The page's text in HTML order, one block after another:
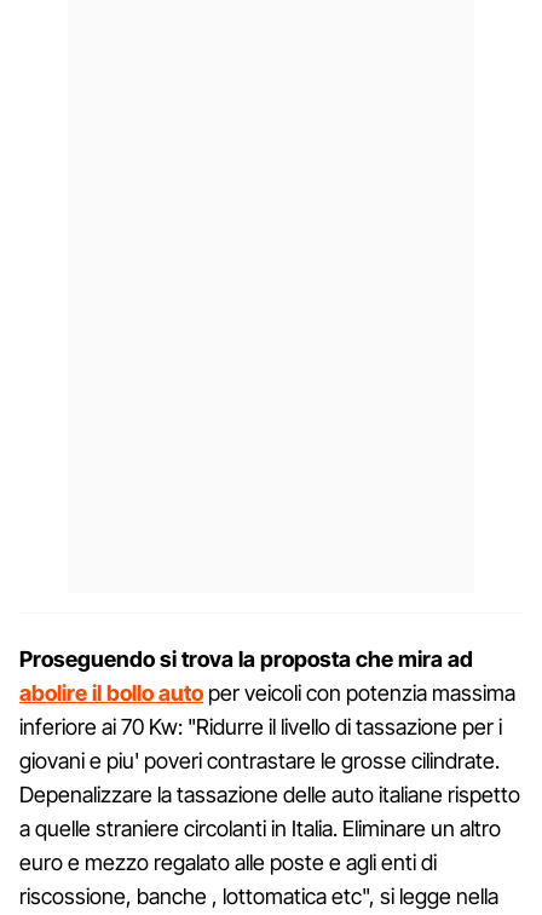
Proseguendo si trova la proposta che mira ad
abolire il bollo auto per veicoli con potenzia massima
inferiore ai 70 Kw: "Ridurre il livello di tassazione per i
giovani e piu' poveri contrastare le grosse cilindrate.
Depenalizzare la tassazione delle auto italiane rispetto
a quelle straniere circolanti in Italia. Eliminare un altro
euro e mezzo regalato alle poste e agli enti di
riscossione, banche , lottomatica etc", si legge nella